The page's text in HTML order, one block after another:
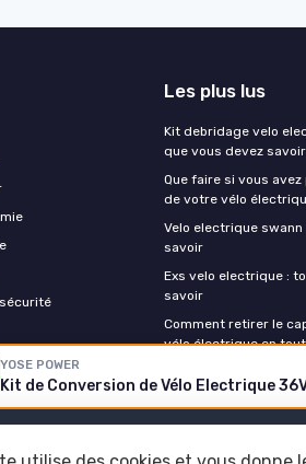
YOSE POWER
Kit de Conversion de Vélo Electrique
Les plus lus
Kit debridage velo
que vous devez savoir
Que faire si vous
de votre vélo
Velo electrique
savoir
Exs velo electrique :
savoir
Comment retirer le
vélo électrique en